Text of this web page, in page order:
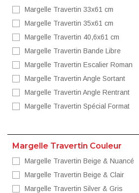
Margelle Travertin 33x61 cm
Margelle Travertin 35x61 cm
Margelle Travertin 40,6x61 cm
Margelle Travertin Bande Libre
Margelle Travertin Escalier Roman
Margelle Travertin Angle Sortant
Margelle Travertin Angle Rentrant
Margelle Travertin Spécial Format
Margelle Travertin Couleur
Margelle Travertin Beige & Nuancé
Margelle Travertin Beige & Clair
Margelle Travertin Silver & Gris